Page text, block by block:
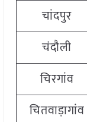
चांदपुर
चंदौली
चिरगांव
चितवाड़ागांव